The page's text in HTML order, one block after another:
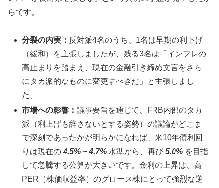
らです。
分裂の内実： 反対派4名のうち、1名は早期の利下げ
（緩和）を主張しましたが、残る3名は「インフレの
高止まりを踏まえ、現在の金融引き締め文言をさら
にタカ派的なものに変更すべきだ」と主張しまし
た。
市場への影響：議事要旨を通じて、FRB内部のタカ
派（利上げも辞さないとする姿勢）の議論がどこま
で深刻であったかが明らかになれば、米10年債利回
りは現在の4.5% ~ 4.7% 水準から、再び 5.0% を目指
して急騰する公算が大きいです。金利の上昇は、高
PER（株価収益率）のグロース株にとって強烈な逆